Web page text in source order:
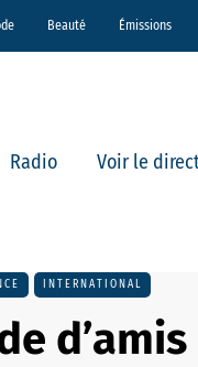
Beauté Émissions
Radio Voir le
INTERNATIONAL